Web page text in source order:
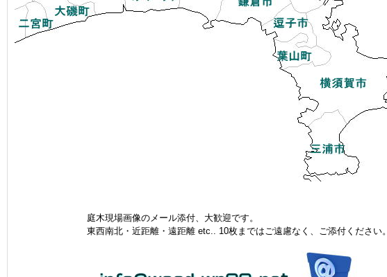
庭木現場画像のメール添付、大歓迎です。
東西南北・近距離・遠距離 etc.. 10枚まではご遠慮なく、ご添付ください。